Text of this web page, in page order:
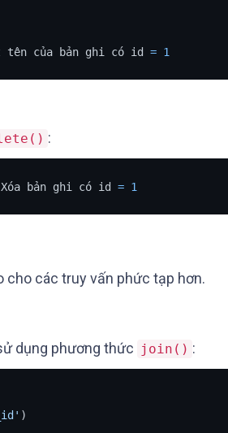
tên của bản ghi có id = 1
:
bản ghi có id = 1
cho các truy vấn phức tạp hơn.
dụng phương thức join() :
)